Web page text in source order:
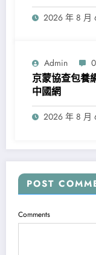
2026 年 8 月
Admin 0
京蒙協查包養
中國網
2026 年 8 月
POST
Comments